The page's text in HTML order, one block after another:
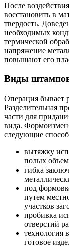
После
восстановить в
твердость.
необходимых
термической
напряжение
повышают его
Виды
Операция бывает
Разделительная
части для
вида.
следующие
вытяжку
полых
гибка
под
путем
участков
пробивка
отверстий
технология
готовое